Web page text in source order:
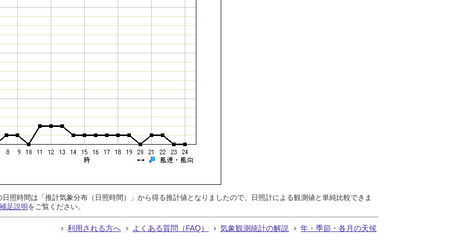
照時間は「推計気象分布（日照時間）」から得る推計値となりましたので、日照計による観測値と単純比較できま
足説明をご覧ください。
利用される方へ よくある質問（FAQ） 気象観測統計の解説 年・季節・各月の天候